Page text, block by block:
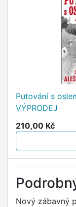
Putování s
VÝPRODEJ
210,00 Kč
Nový zábavný